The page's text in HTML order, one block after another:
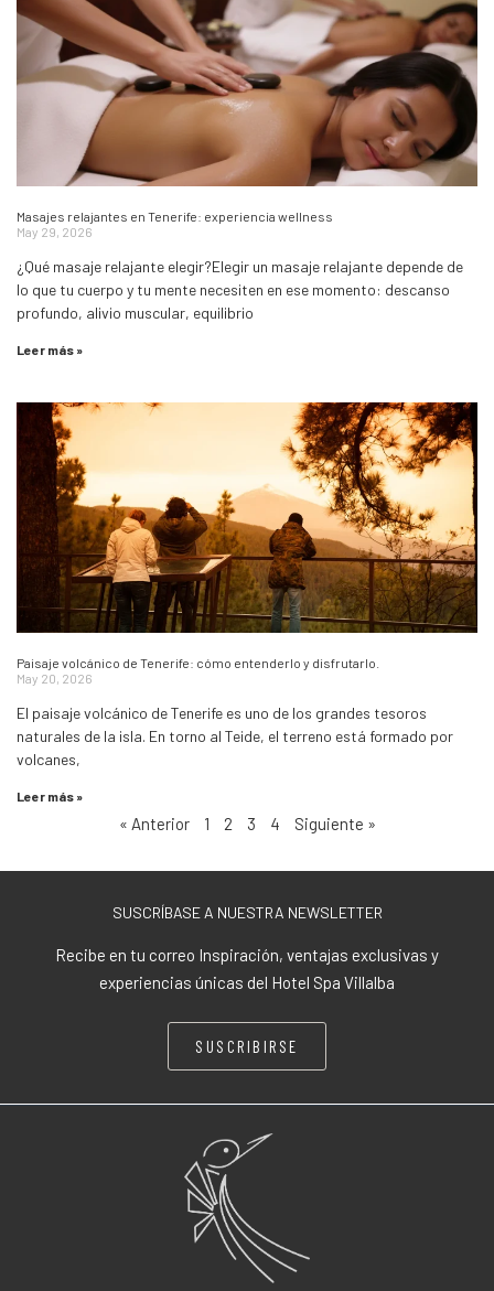
Masajes relajantes en Tenerife: experiencia wellness
May 29, 2026
¿Qué masaje relajante elegir?Elegir un masaje relajante depende de
lo que tu cuerpo y tu mente necesiten en ese momento: descanso
profundo, alivio muscular, equilibrio
Leer más »
Paisaje volcánico de Tenerife: cómo entenderlo y disfrutarlo.
May 20, 2026
El paisaje volcánico de Tenerife es uno de los grandes tesoros
naturales de la isla. En torno al Teide, el terreno está formado por
volcanes,
Leer más »
« Anterior 1 2 3 4 Siguiente »
SUSCRÍBASE A NUESTRA NEWSLETTER
Recibe en tu correo Inspiración, ventajas exclusivas y
experiencias únicas del Hotel Spa Villalba
SUSCRIBIRSE